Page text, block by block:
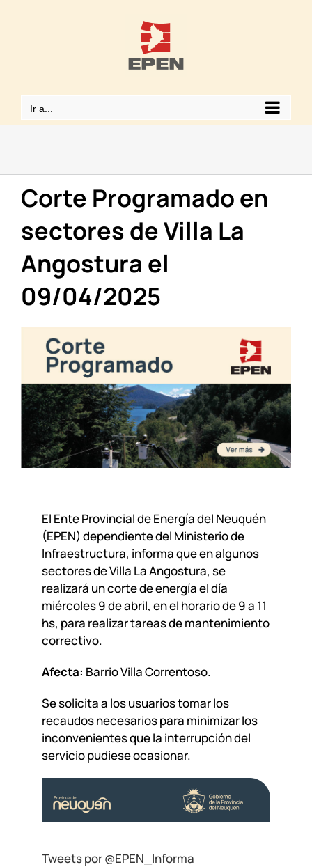
Ir a...
Corte Programado en
sectores de Villa La
Angostura el
09/04/2025
El Ente Provincial de Energía del Neuquén
(EPEN) dependiente del Ministerio de
Infraestructura, informa que en algunos
sectores de Villa La Angostura, se
realizará un corte de energía el día
miércoles 9 de abril, en el horario de 9 a 11
hs, para realizar tareas de mantenimiento
correctivo.
Afecta: Barrio Villa Correntoso.
Se solicita a los usuarios tomar los
recaudos necesarios para minimizar los
inconvenientes que la interrupción del
servicio pudiese ocasionar.
Tweets por @EPEN_Informa